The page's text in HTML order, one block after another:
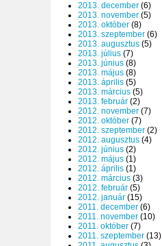
2013. december (6)
2013. november (5)
2013. október (8)
2013. szeptember (6)
2013. augusztus (5)
2013. július (7)
2013. június (8)
2013. május (8)
2013. április (5)
2013. március (5)
2013. február (2)
2012. november (7)
2012. október (7)
2012. szeptember (2)
2012. augusztus (4)
2012. június (2)
2012. május (1)
2012. április (1)
2012. március (3)
2012. február (5)
2012. január (15)
2011. december (6)
2011. november (10)
2011. október (7)
2011. szeptember (13)